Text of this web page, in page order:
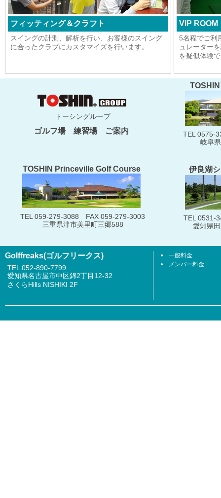
フィッティング＆クラフト
スイングの計測、解析を行い、お客様のスイング
に合ったクラブにカスタマイズを行います。
VIP ROOM
5名程でご利
ュレーター
を疑似体験
トーシングループ
ゴルフ場 練習場 ご案内
TEL 0575-
岐阜
TOSHIN Princeville Golf Course
TEL 059-279-3088 FAX 059-279-3003
三重県津市美里町三郷588
伊良湖
TEL 0531-
愛知県
Golffreaks(ゴルフリークス)
TEL 052-890-7799
愛知県名古屋市中区錦2丁目12-32
さくらHills NISHIKI 2F
一般料金
メンバー料金